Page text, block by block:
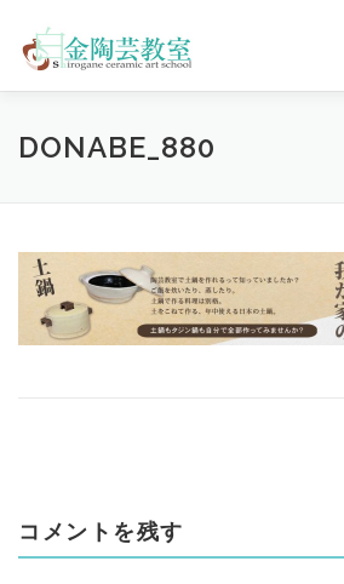
陶芸体験コース ウェディングコース
ENGLISH
DONABE_880
コメントを残す